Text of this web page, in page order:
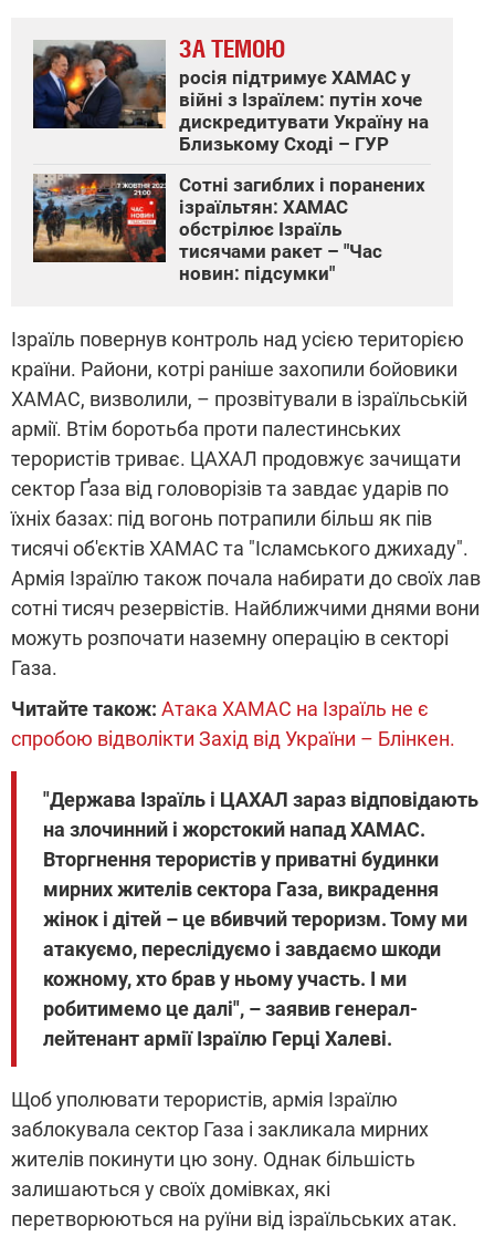
ЗА ТЕМОЮ
росія підтримує ХАМАС у
війні з Ізраїлем: путін хоче
дискредитувати Україну на
Близькому Сході – ГУР
Сотні загиблих і поранених
ізраїльтян: ХАМАС
обстрілює Ізраїль
тисячами ракет – "Час
новин: підсумки"
Ізраїль повернув контроль над усією територією
країни. Райони, котрі раніше захопили бойовики
ХАМАС, визволили, – прозвітували в ізраїльській
армії. Втім боротьба проти палестинських
терористів триває. ЦАХАЛ продовжує зачищати
сектор Ґаза від головорізів та завдає ударів по
їхніх базах: під вогонь потрапили більш як пів
тисячі об'єктів ХАМАС та "Ісламського джихаду".
Армія Ізраїлю також почала набирати до своїх лав
сотні тисяч резервістів. Найближчими днями вони
можуть розпочати наземну операцію в секторі
Газа.
Читайте також: Атака ХАМАС на Ізраїль не є
спробою відволікти Захід від України – Блінкен.
"Держава Ізраїль і ЦАХАЛ зараз відповідають
на злочинний і жорстокий напад ХАМАС.
Вторгнення терористів у приватні будинки
мирних жителів сектора Газа, викрадення
жінок і дітей – це вбивчий тероризм. Тому ми
атакуємо, переслідуємо і завдаємо шкоди
кожному, хто брав у ньому участь. І ми
робитимемо це далі", – заявив генерал-
лейтенант армії Ізраїлю Герці Халеві.
Щоб уполювати терористів, армія Ізраїлю
заблокувала сектор Газа і закликала мирних
жителів покинути цю зону. Однак більшість
залишаються у своїх домівках, які
перетворюються на руїни від ізраїльських атак.